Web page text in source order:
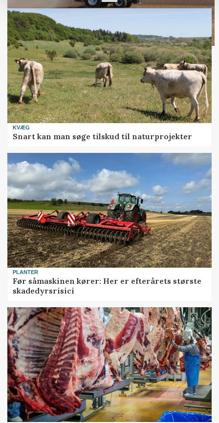
KVÆG
Snart kan man søge tilskud til naturprojekter
PLANTER
Før såmaskinen kører: Her er efterårets største
skadedyrsrisici